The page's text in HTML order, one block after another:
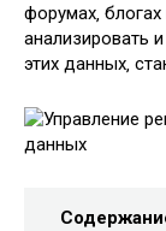
форумах‚
анализировать
этих данных‚